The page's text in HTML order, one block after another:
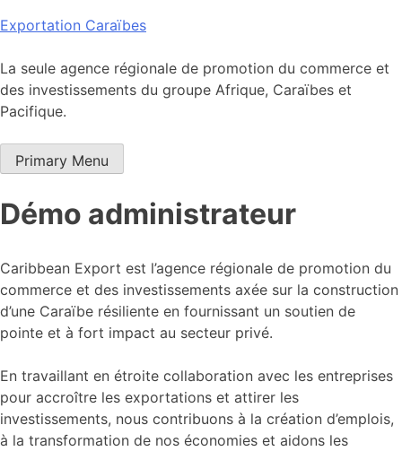
Skip
content
Exportation Caraïbes
La seule agence régionale de promotion du commerce et
des investissements du groupe Afrique, Caraïbes et
Pacifique.
Primary Menu
Démo administrateur
Caribbean Export est l’agence régionale de promotion du
commerce et des investissements axée sur la construction
d’une Caraïbe résiliente en fournissant un soutien de
pointe et à fort impact au secteur privé.
En travaillant en étroite collaboration avec les entreprises
pour accroître les exportations et attirer les
investissements, nous contribuons à la création d’emplois,
à la transformation de nos économies et aidons les